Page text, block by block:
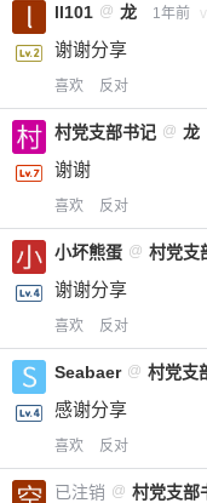
ll101 @ 龙 1年前
谢谢分享
喜欢 反对
村党支部书记 @ 龙
谢谢
喜欢 反对
小坏熊蛋 @ 村党支
谢谢分享
喜欢 反对
Seabaer @ 村党支
感谢分享
喜欢 反对
已注销 @ 村党支部